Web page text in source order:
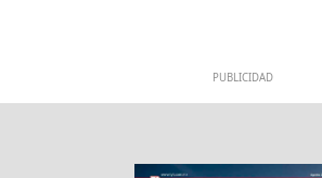
PUBLICIDAD